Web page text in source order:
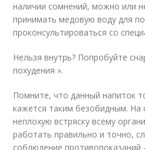
наличии сомнений, можно или
принимать медовую воду для
проконсультироваться со
Нельзя внутрь? Попробуйте
похудения ».
Помните, что данный напиток
кажется таким безобидным. На
неплохую встряску всему
работать правильно и точно,
соблюдение